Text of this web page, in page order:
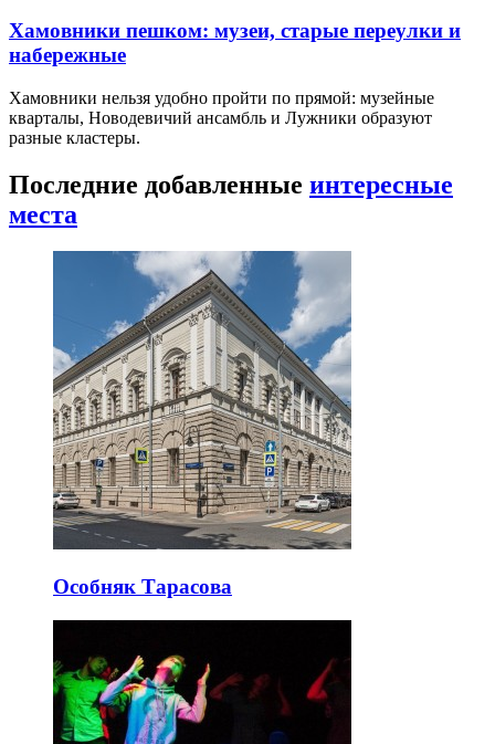
Хамовники пешком: музеи, старые переулки и
набережные
Хамовники нельзя удобно пройти по прямой: музейные
кварталы, Новодевичий ансамбль и Лужники образуют
разные кластеры.
Последние добавленные интересные
места
Особняк Тарасова